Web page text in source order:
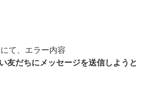
て、エラー内容
友だちにメッセージを送信しようと